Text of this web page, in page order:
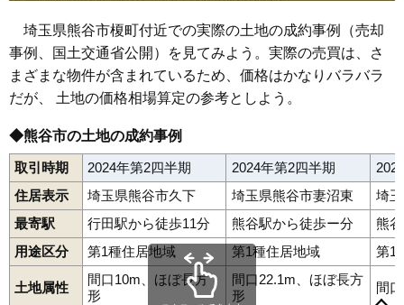
67 野原 5.3万円 555万円 -2.5%
68 須賀広 5.2万円 485万円 -0.8%
69 江波 5.1万円 306万円
72 西城 4.7万円 436万円 -2.4%
73 樋春 4.6万円 1,106万円 -3.8%
74 中奈良 4.5万円 407万円 -6.5%
75 久保島 4.4万円 459万円 -4.4%
76 西別府 4.3万円 467万円 -8.8%
埼玉県熊谷市榎町付近での実際の土地の成約事例（売却
事例、国土交通省公開）を見てみよう。実際の売買は、さ
まざまな物件が含まれているため、価格はかなりバラバラ
だが、 土地の価格相場算定の参考としよう。
◆熊谷市の土地の成約事例
取引時期 2024年第2四半期 2024年第2四半期
住居表示
埼玉県熊谷市久下 埼玉県熊谷市妻沼東
埼
最寄駅
行田駅から徒歩11分 熊谷駅から徒歩ー分
熊
用途区分
第1種住居地域 第1種住居地域 第1
土地属性
間口10m、ほぼ長方
形
間口22.1m、ほぼ長方
形
間
赤城町 曙町飯塚池上石原伊勢町板井市ノ坪今井江波
円光小江川大麻生太井大塚大原押切小曽根柿沼籠原南冑山
上恩田上川上 上須戸上中条 上奈良上根上之川原明戸
河原町
吉所敷 銀座 久下葛和田 久保島小泉 江南中央 小島